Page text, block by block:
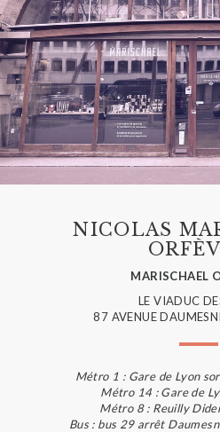
NICOLAS
MARISCHAEL
LE VIADUC
87 AVENUE
Métro 1 : Gare de Lyon
Métro 14 : Gare de
Métro 8 : Reuilly
Bus : bus 29 arrêt